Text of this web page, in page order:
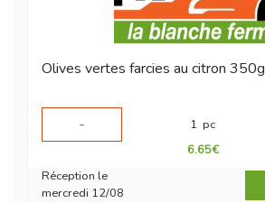
Olives vertes farcies au citron 350g
-
1 pc
6.65€
Réception le
mercredi 12/08